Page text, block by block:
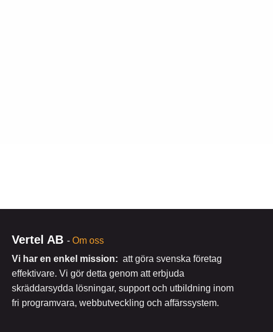
Vertel AB - Om oss
Vi har en enkel mission: att göra svenska företag
effektivare. Vi gör detta genom att erbjuda
skräddarsydda lösningar, support och utbildning inom
fri programvara, webbutveckling och affärssystem.